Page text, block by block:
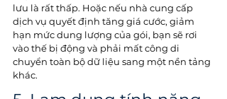
lưu là rất thấp. Hoặc nếu nhà cung cấp
dịch vụ quyết định tăng giá cước, giảm
hạn mức dung lượng của gói, bạn sẽ rơi
vào thế bị động và phải mất công di
chuyển toàn bộ dữ liệu sang một nền tảng
khác.